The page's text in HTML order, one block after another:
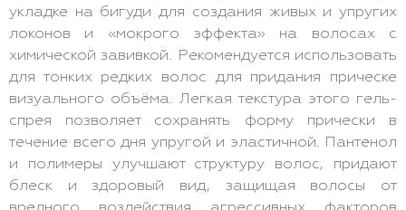
укладке на бигуди для создания живых и упругих
локонов и «мокрого эффекта» на волосах с
химической завивкой. Рекомендуется использовать
для тонких редких волос для придания прическе
визуального объёма. Легкая текстура этого гель-
спрея позволяет сохранять форму прически в
течение всего дня упругой и эластичной. Пантенол
и полимеры улучшают структуру волос, придают
блеск и здоровый вид, защищая волосы от